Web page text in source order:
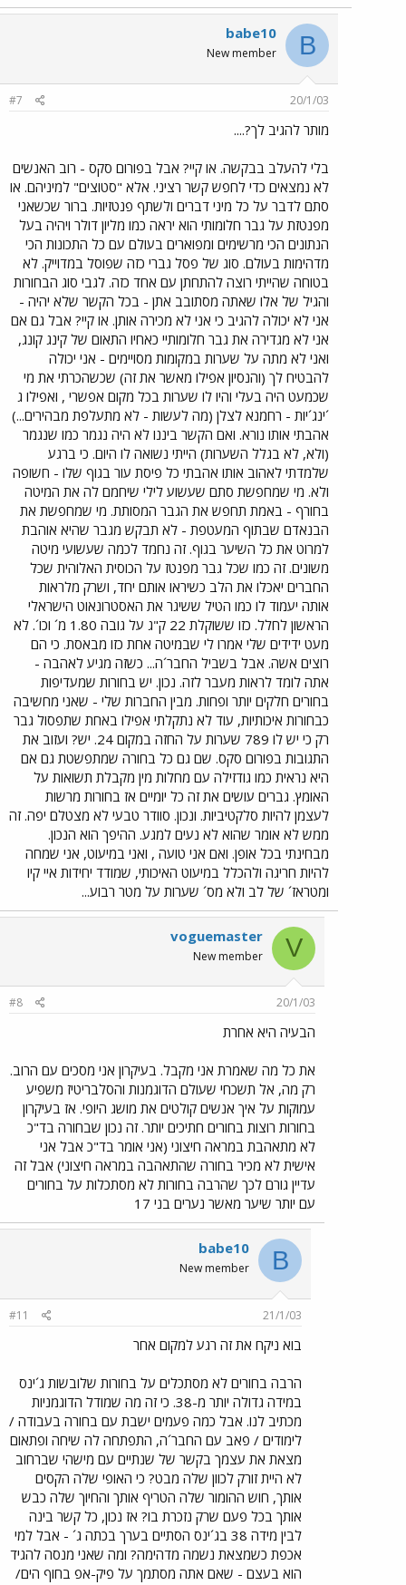
B
babe10
New member
20/1/03
#7
מותר להגיב לך?....
בלי להעלב בבקשה. או קיי? אבל בפורום סקס - רוב האנשים
לא נמצאים כדי לחפש קשר רציני. אלא "סטוצים" למיניהם. או
סתם לדבר על כל מיני דברים ולשתף פנטזיות. ברור שכשאני
מפנטזת על גבר חלומותי הוא יראה כמו מליון דולר ויהיה בעל
הנתונים הכי מרשימים ומפוארים בעולם עם כל התכונות הכי
מדהימות בעולם. סוג של פסל גברי כזה שפוסל במדוייק. לא
בטוחה שהייתי רוצה להתחתן עם אחד כזה. לגבי סוג הבחורות
והגיל של אלו שאתה מסתובב אתן - בכל הקשר שלא יהיה -
אני לא יכולה להגיב כי אני לא מכירה אותן. או קיי? אבל גם אם
אני לא מגדירה את גבר חלומותיי כאחיו התאום של קינג קונג,
ואני לא מתה על שערות במקומות מסויימים - אני יכולה
להבטיח לך (והנסיון אפילו מאשר את זה) שכשהכרתי את מי
שכמעט היה בעלי והיו לו שערות בכל מקום אפשרי , ואפילו ג
´ינג´יות - רחמנא לצלן (מה לעשות - לא מתעלפת מבהירים...)
אהבתי אותו נורא. ואם הקשר ביננו לא היה נגמר כמו שנגמר
(ולא, לא בגלל השערות) הייתי נשואה לו היום. כי ברגע
שלמדתי לאהוב אותו אהבתי כל פיסת עור בגוף שלו - חשופה
ולא. מי שמחפשת סתם שעשוע לילי שיחמם לה את המיטה
בחורף - באמת תחפש את הגבר המסותת. מי שמחפשת את
הבנאדם שבתוף המעטפת - לא תבקש מגבר שהיא אוהבת
למרוט את כל השיער בגוף. זה נחמד לכמה שעשועי מיטה
משונים. זה כמו שכל גבר מפנטז על הכוסית האלוהית שכל
החברים יאכלו את הלב כשיראו אותם יחד, ושרק מלראות
אותה יעמוד לו כמו הטיל ששיגר את האסטרונאוט הישראלי
הראשון לחלל. כזו ששוקלת 22 ק"ג על גובה 1.80 מ´ וכו´. לא
מעט ידידים שלי אמרו לי שבמיטה אחת כזו מבאסת. כי הם
רוצים אשה. אבל בשביל החבר´ה... כשזה מגיע לאהבה -
אתה לומד לראות מעבר לזה. נכון. יש בחורות שמעדיפות
בחורים חלקים יותר ופחות. מבין החברות שלי - שאני מחשיבה
כבחורות איכותיות, עוד לא נתקלתי אפילו באחת שתפסול גבר
רק כי יש לו 789 שערות על החזה במקום 24. יש? ועזוב את
התגובות בפורום סקס. שם גם כל בחורה שמתפשטת גם אם
היא נראית כמו גודזילה עם מחלות מין מקבלת תשואות על
האומץ. גברים עושים את זה כל יומיים אז בחורות מרשות
לעצמן להיות סלקטיביות. ונכון. סוודר טבעי לא מצטלם יפה. זה
ממש לא אומר שהוא לא נעים למגע. ההיפך הוא הנכון.
מבחינתי בכל אופן. ואם אני טועה , ואני במיעוט, אני שמחה
להיות חריגה ולהכלל במיעוט האיכותי, שמודד יחידות איי קיו
ומטראז´ של לב ולא מס´ שערות על מטר רבוע...
V
voguemaster
New member
20/1/03
#8
הבעיה היא אחרת
את כל מה שאמרת אני מקבל. בעיקרון אני מסכים עם הרוב.
רק מה, אל תשכחי שעולם הדוגמנות והסלבריטיז משפיע
עמוקות על איך אנשים קולטים את מושג היופי. אז בעיקרון
בחורות רוצות בחורים חתיכים יותר. זה נכון שבחורה בד"כ
לא מתאהבת במראה חיצוני (אני אומר בד"כ אבל אני
אישית לא מכיר בחורה שהתאהבה במראה חיצוני) אבל זה
עדיין גורם לכך שהרבה בחורות לא מסתכלות על בחורים
עם יותר שיער מאשר נערים בני 17
B
babe10
New member
21/1/03
#11
בוא ניקח את זה רגע למקום אחר
הרבה בחורים לא מסתכלים על בחורות שלובשות ג´ינס
במידה גדולה יותר מ-38. כי זה מה שמודל הדוגמניות
מכתיב לנו. אבל כמה פעמים ישבת עם בחורה בעבודה /
לימודים / פאב עם החבר´ה, התפתחה לה שיחה ופתאום
מצאת את עצמך בקשר של שנתיים עם מישהי שברחוב
לא היית זורק לכוון שלה מבט? כי האופי שלה הקסים
אותך, חוש ההומור שלה הטריף אותך והחיוך שלה כבש
אותך בכל פעם שרק נזכרת בו? אז נכון, כל קשר בינה
לבין מידה 38 בג´ינס הסתיים בערך בכתה ג´ - אבל למי
אכפת כשמצאת נשמה מדהימה? ומה שאני מנסה להגיד
הוא בעצם - שאם אתה מסתמך על פיק-אפ בחוף הים/